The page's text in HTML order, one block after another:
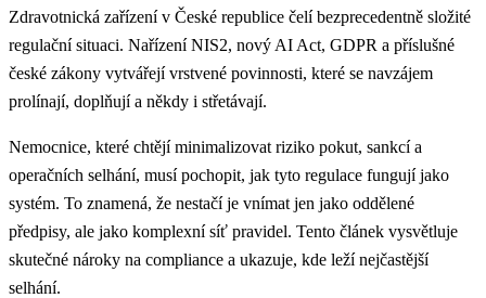
Zdravotnická zařízení v České republice čelí bezprecedentně složité
regulační situaci. Nařízení NIS2, nový AI Act, GDPR a příslušné
české zákony vytvářejí vrstvené povinnosti, které se navzájem
prolínají, doplňují a někdy i střetávají.
Nemocnice, které chtějí minimalizovat riziko pokut, sankcí a
operačních selhání, musí pochopit, jak tyto regulace fungují jako
systém. To znamená, že nestačí je vnímat jen jako oddělené
předpisy, ale jako komplexní síť pravidel. Tento článek vysvětluje
skutečné nároky na compliance a ukazuje, kde leží nejčastější
selhání.